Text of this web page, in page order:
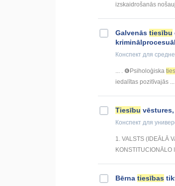
izskaidrošanās
Galvenās tiesību
Конспект для
... . ❻Psiholoģiska
iedalītas pozitīvajās
Tiesību vēstures,
Конспект для
1. VALSTS (IDEĀLĀ
Bērna tiesības